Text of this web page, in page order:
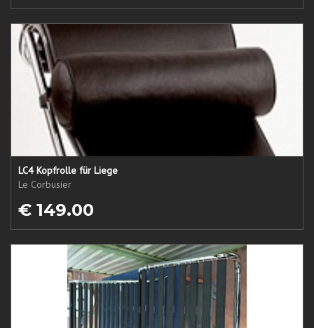
LC4 Kopfrolle für Liege
Le Corbusier
€ 149.00